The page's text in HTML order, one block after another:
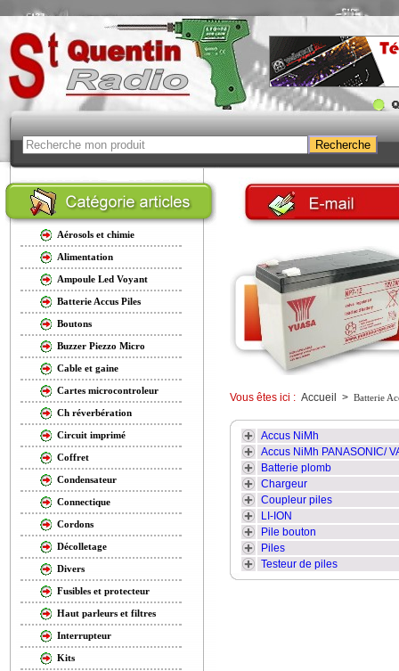
Aérosols et chimie
Alimentation
Ampoule Led Voyant
Batterie Accus Piles
Boutons
Buzzer Piezzo Micro
Cable et gaine
Cartes microcontroleur
Ch réverbération
Circuit imprimé
Coffret
Condensateur
Connectique
Cordons
Décolletage
Divers
Fusibles et protecteur
Haut parleurs et filtres
Interrupteur
Kits
Vous êtes ici : Accueil > Batterie
Accus NiMh
Accus NiMh PANASONIC/
Batterie plomb
Chargeur
Coupleur piles
LI-ION
Pile bouton
Piles
Testeur de piles